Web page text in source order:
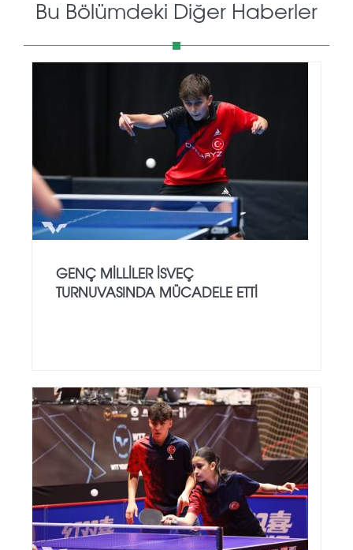
Bu Bölümdeki Diğer Haberler
GENÇ MILLILER İSVEÇ
TURNUVASINDA MÜCADELE ETTI